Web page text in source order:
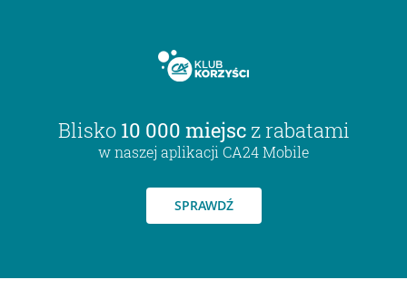
Blisko 10 000 miejsc z rabatami
w naszej aplikacji CA24 Mobile
SPRAWDŹ